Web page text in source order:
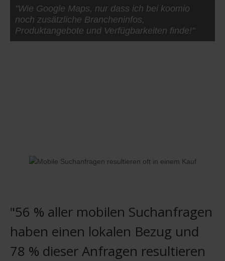
"Wie Google Maps, nur dass ich bei koomio
noch zusätzliche Brancheninfos,
Produktangebote und Verfügbarkeiten finde!"
"56 % aller mobilen Suchanfragen
haben einen lokalen Bezug und
78 % dieser Anfragen resultieren